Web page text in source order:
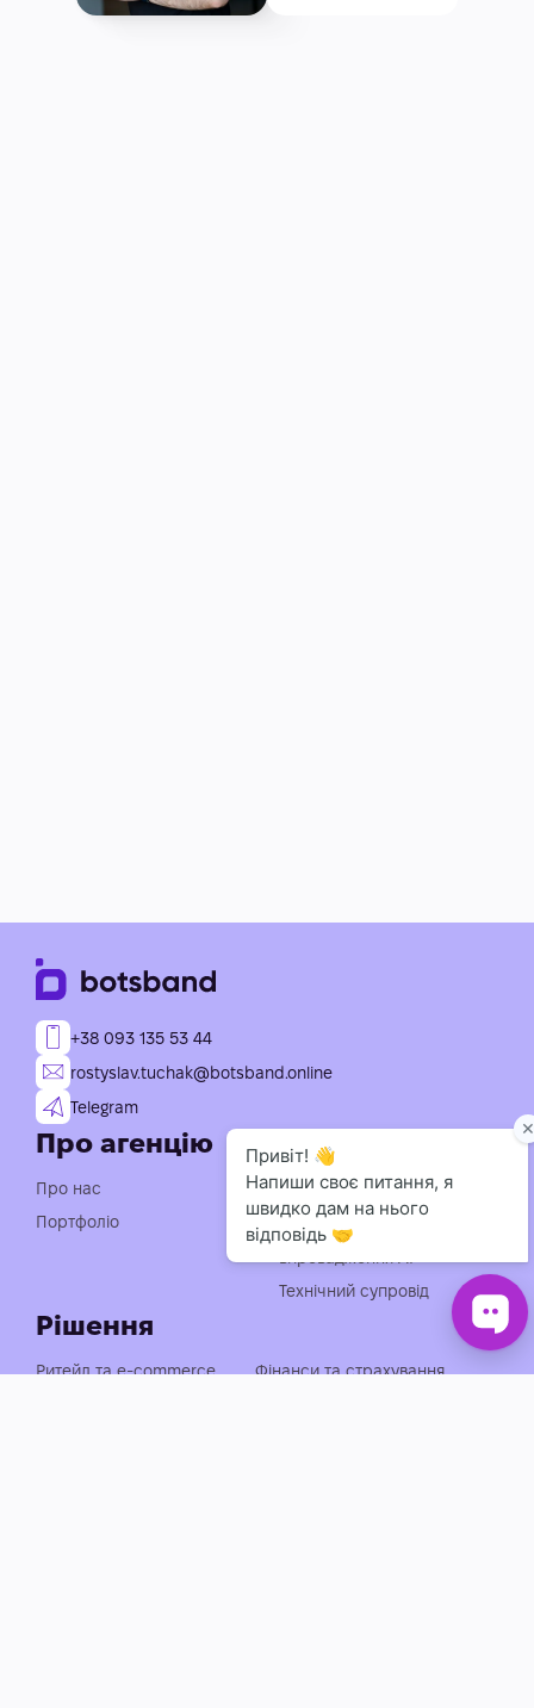
+38 093 135 53 44
rostyslav.tuchak@botsband.online
Telegram
Про агенцію
Про нас
Портфоліо
Рішення
Ритейл та e-commerce
Фінанси та страхування
Послуги
Індивідуальна розробка
чат-ботів
Консультація із
Технічний супровід